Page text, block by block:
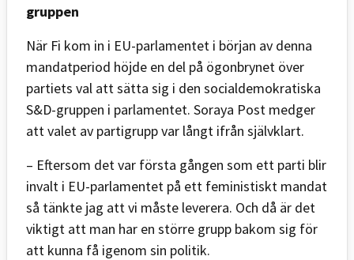
gruppen
När Fi kom in i EU-parlamentet i början av denna
mandatperiod höjde en del på ögonbrynet över
partiets val att sätta sig i den socialdemokratiska
S&D-gruppen i parlamentet. Soraya Post medger
att valet av partigrupp var långt ifrån självklart.
– Eftersom det var första gången som ett parti blir
invalt i EU-parlamentet på ett feministiskt mandat
så tänkte jag att vi måste leverera. Och då är det
viktigt att man har en större grupp bakom sig för
att kunna få igenom sin politik.